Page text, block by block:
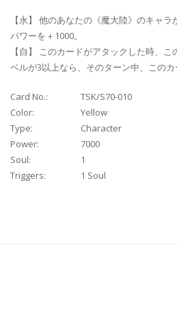
【永】 他のあなたの《魔大陸》のキャ
パワーを＋1000。
【自】 このカードがアタックした時、
ベルが3以上なら、そのターン中、このカ
Card No.: TSK/S70-010
Color:
Yellow
Type:
Character
Power:
7000
Soul:
1
Triggers:
1 Soul